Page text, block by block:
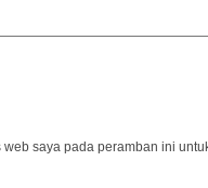
saya pada peramban ini